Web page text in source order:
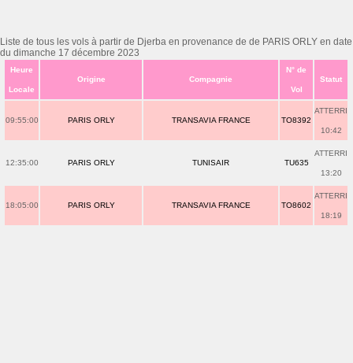
Liste de tous les vols à partir de Djerba en provenance de de PARIS ORLY en date
du dimanche 17 décembre 2023
Heure
Locale
Origine Compagnie
N° de
Vol
Statut
09:55:00 PARIS ORLY TRANSAVIA FRANCE TO8392
ATTERRI
10:42
12:35:00 PARIS ORLY TUNISAIR TU635
ATTERRI
13:20
18:05:00 PARIS ORLY TRANSAVIA FRANCE TO8602
ATTERRI
18:19